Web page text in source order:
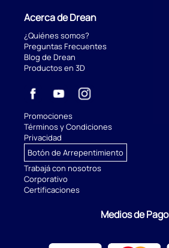
Acerca de Drean
¿Quiénes somos?
Preguntas Frecuentes
Blog de Drean
Productos en 3D
Promociones
Términos y Condiciones
Privacidad
Botón de Arrepentimiento
Trabajá con nosotros
Corporativo
Certificaciones
Medios de Pago